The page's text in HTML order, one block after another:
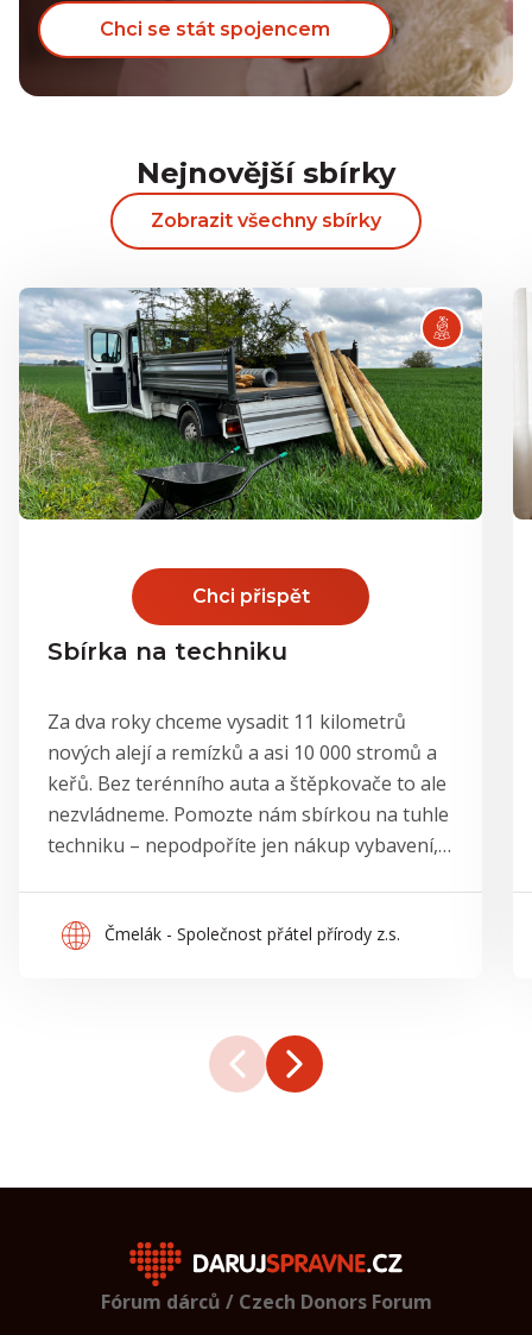
Dominik Marek
Nezveřejněno
Veronika Kafková
500 Kč
Vlasta Slabova
309 Kč
Chci se stát spojencem
Nejnovější sbírky
Zobrazit všechny sbírky
Chci přispět
Sbírka na techniku
Za dva roky chceme vysadit 11 kilometrů
nových alejí a remízků a asi 10 000 stromů a
keřů. Bez terénního auta a štěpkovače to ale
nezvládneme. Pomozte nám sbírkou na tuhle
techniku – nepodpoříte jen nákup vybavení,
Čmelák - Společnost přátel přírody z.s.
Fórum dárců / Czech Donors Forum